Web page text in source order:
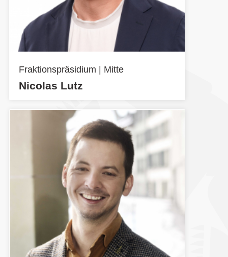
Fraktionspräsidium | Mitte
Nicolas Lutz